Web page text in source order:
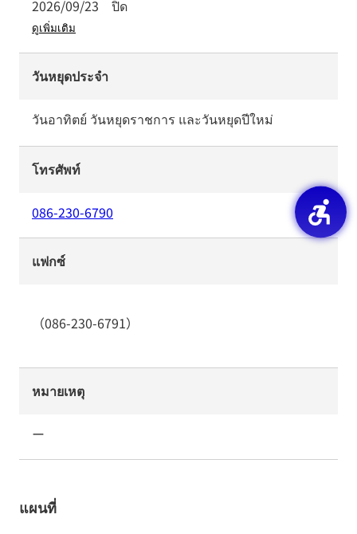
2026/09/23 ปิด
ดูเพิ่มเติม
วันหยุดประจำ
วันอาทิตย์ วันหยุดราชการ และวันหยุดปีใหม่
โทรศัพท์
086-230-6790
แฟกซ์
（086-230-6791）
หมายเหตุ
ー
แผนที่